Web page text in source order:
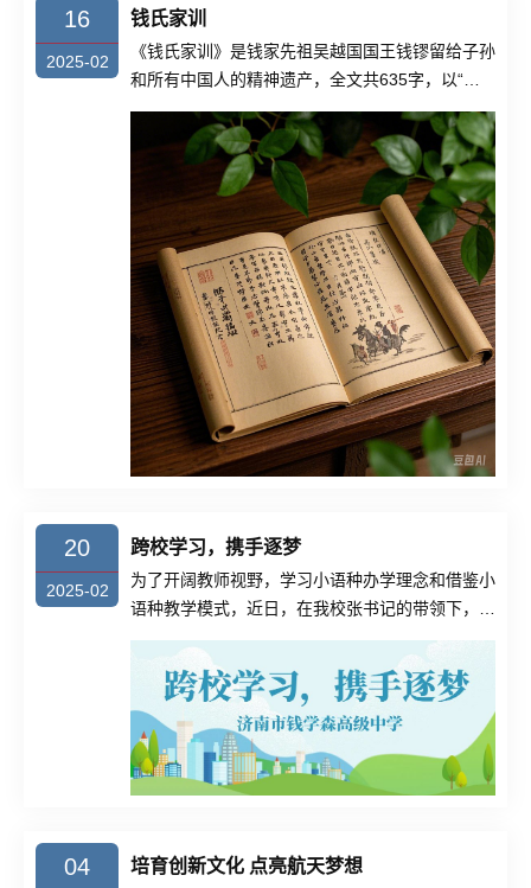
16
2025-02
钱氏家训
《钱氏家训》是钱家先祖吴越国国王钱镠留给子孙
和所有中国人的精神遗产，全文共635字，以“修
身、齐家、......
20
2025-02
跨校学习，携手逐梦
为了开阔教师视野，学习小语种办学理念和借鉴小
语种教学模式，近日，在我校张书记的带领下，我
校级部主任与......
04 培育创新文化 点亮航天梦想